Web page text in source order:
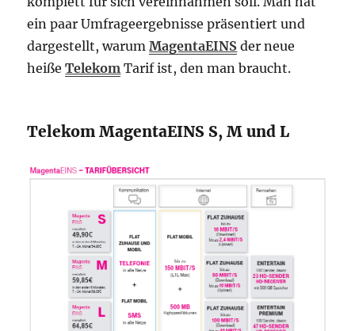
ein paar Umfrageergebnisse präsentiert und
dargestellt, warumMagentaEINS der neue
heißeTelekom Tarif ist, den man braucht.
Telekom MagentaEINS S, M und L